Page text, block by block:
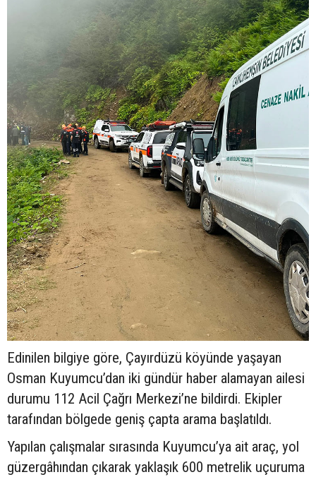
Edinilen bilgiye göre, Çayırdüzü köyünde yaşayan
Osman Kuyumcu’dan iki gündür haber alamayan ailesi
durumu 112 Acil Çağrı Merkezi’ne bildirdi. Ekipler
tarafından bölgede geniş çapta arama başlatıldı.
Yapılan çalışmalar sırasında Kuyumcu’ya ait araç, yol
güzergâhından çıkarak yaklaşık 600 metrelik uçuruma